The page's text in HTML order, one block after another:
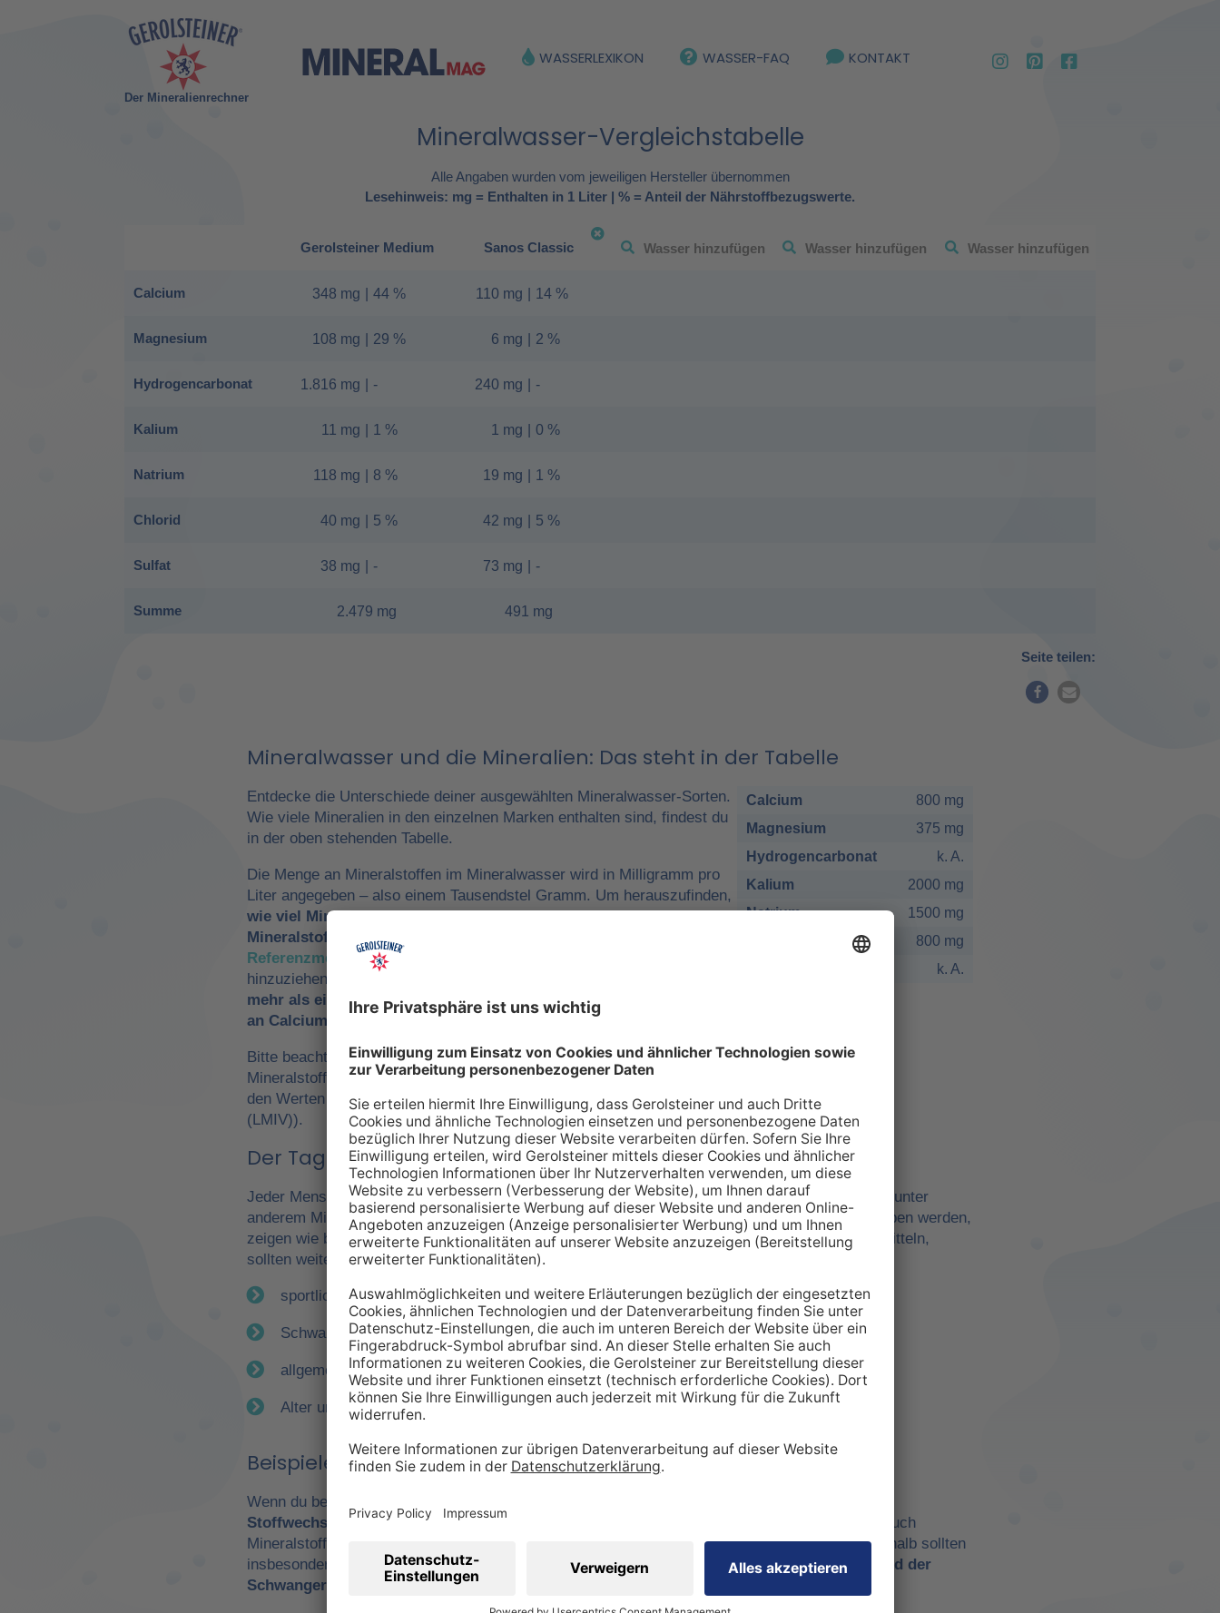
Der Mineralienrechner
WASSERLEXIKON WASSER-FAQ KONTAKT
Mineralwasser-Vergleichstabelle
Alle Angaben wurden vom jeweiligen Hersteller übernommen
Lesehinweis: mg = Enthalten in 1 Liter | % = Anteil der Nährstoffbezugswerte.
Calcium
Magnesium
Hydrogencarbonat
Kalium
Natrium
Chlorid
Sulfat
Summe
Gerolsteiner Medium
348 mg 44 %
108 mg 29 %
1.816 mg -
11 mg 1 %
118 mg 8 %
40 mg 5 %
38 mg -
2.479 mg
Sanos Classic
110 mg 14 %
6 mg 2 %
240 mg -
1 mg 0 %
19 mg 1 %
42 mg 5 %
73 mg -
491 mg
Seite teilen:
Mineralwasser und die Mineralien: Das steht in der Tabelle
Entdecke die Unterschiede deiner ausgewählten Mineralwasser-Sorten.
Wie viele Mineralien in den einzelnen Marken enthalten sind, findest du
in der oben stehenden Tabelle.
Die Menge an Mineralstoffen im Mineralwasser wird in Milligramm pro
Liter angegeben – also einem Tausendstel Gramm. Um herauszufinden,
wie viel Mineralwasser man für eine ausreichende
Mineralstoffzufuhrzu sich nehmen muss, kann man die
Referenzmengen für die tägliche Zufuhr von Mineralstoffen
hinzuziehen. So würde zum Beispiel
mehr als ein Drittel des empfohlenen Nährstoffbezugwerts (NRV)
an Calcium und Magnesium
Bitte beachte, dass es sich bei den Angaben in der Tabelle zu den
Mineralstoffen um Referenzwertehandelt. Wir orientieren uns dabei an
den Werten der Europäischen Union (EU-Verordnung Nr. 1169/2011
(LMIV)).
Calcium
800 mg
Magnesium
375 mg
Hydrogencarbonat
k. A.
Kalium
2000 mg
Natrium
1500 mg
800 mg
k. A.
Der Tagesbedarf an Mineralien – so individuell wie Sie selbst
Jeder Mensch hat einen individuellen Bedarf an Mineralstoffen, der über verschiedene Quellen, unter
anderem Mineralwasser, gedeckt werden kann. Die Inhaltsstoffe, die in unserer Tabelle angegeben werden,
zeigen wie bereits erwähnt lediglich einen Richtwert. Um den tatsächlichen Tagesbedarf zu ermitteln,
sollten weitere Faktoren miteinbezogen werden:
sportliche Betätigung
Schwangerschaft
allgemeiner Gesundheitszustand
Alter und Geschlecht
Beispiele für einen Mehrbedarf an Mineralstoffen
Wenn du beispielsweise viel
Stoffwechsel
. Daraus ergibt sich ein höherer Bedarf an Nährstoffen wie Vitaminen aber eben auch
Mineralstoffen. Gerade Natrium, Calcium oder Magnesium sind in diesem Kontext wichtig. Deshalb sollten
insbesondere Leistungssportler auf eine ausreichende Zufuhr achtgeben. Ebenso ist eswährend der
Schwangerschaft
wichtig, den veränderten Bedarf zu berücksichtigen.